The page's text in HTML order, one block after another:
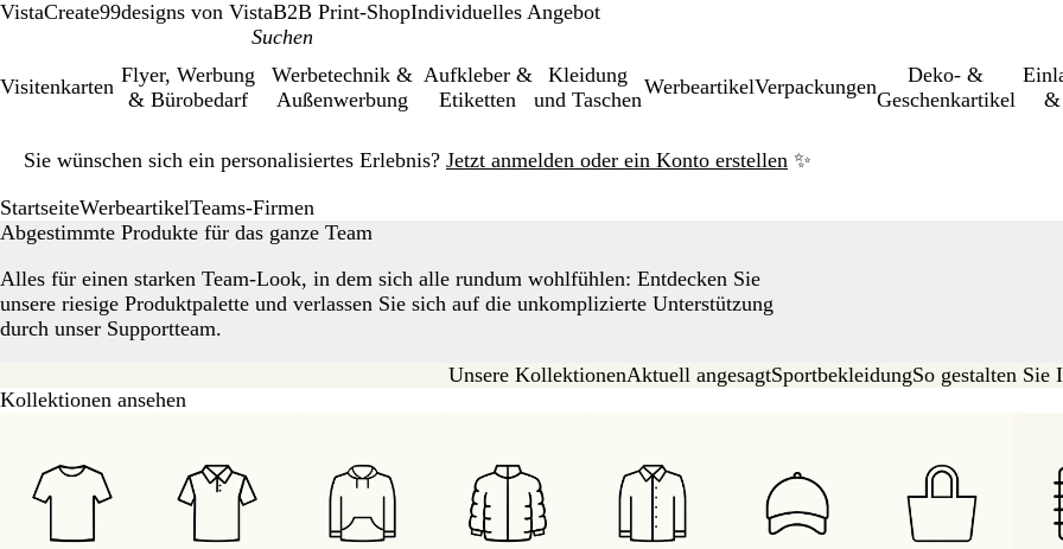
VistaCreate99designs von VistaB2B Print-ShopIndividuelles Angebot
Visitenkarten
Flyer, Werbung
& Bürobedarf
Werbetechnik &
Außenwerbung
Aufkleber &
Etiketten
Kleidung
und Taschen
WerbeartikelVerpackungen
Deko- &
Geschenkartikel
&
Sie wünschen sich ein personalisiertes Erlebnis? Jetzt anmelden oder ein Konto erstellen ✨
1
StartseiteWerbeartikelTeams-Firmen
Abgestimmte Produkte für das ganze Team
Alles für einen starken Team-Look, in dem sich alle rundum wohlfühlen: Entdecken Sie
unsere riesige Produktpalette und verlassen Sie sich auf die unkomplizierte Unterstützung
durch unser Supportteam.
Unsere KollektionenAktuell angesagtSportbekleidungSo gestalten Sie
Kollektionen ansehen